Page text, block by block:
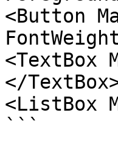
<Button
<TextBox
</
<ListBox
```